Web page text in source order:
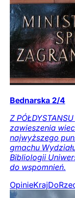
Bednarska 2/4
Z
zawieszenia
najwyższego
gmachu
Bibliologii
do wspomnień.
OpinieKraj